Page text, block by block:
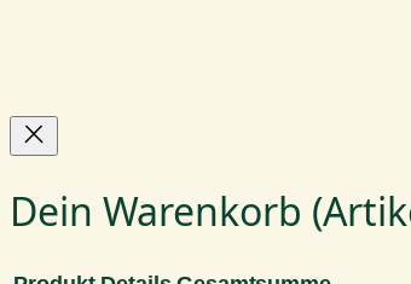
Dein Warenkorb